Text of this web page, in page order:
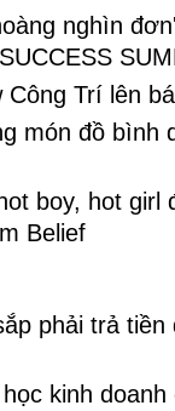
nghìn
Công Trí lên
món đồ bình
boy, hot girl
Belief
phải trả
kinh